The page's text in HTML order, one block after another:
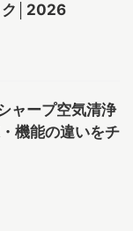
ク│2026
ャープ空気清浄
機能の違いをチ